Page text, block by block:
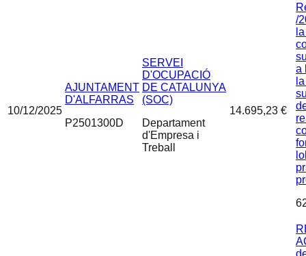
10/12/2025
AJUNTAMENT
D'ALFARRAS
P2501300D
SERVEI
D'OCUPACIÓ
DE CATALUNYA
(SOC)
Departament
d'Empresa i
Treball
14.695,23 €
/
a